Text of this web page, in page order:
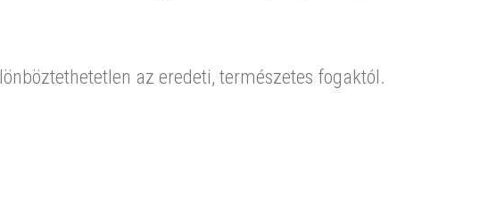
az eredeti, természetes fogaktól.